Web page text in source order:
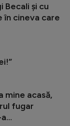
Becali și cu
în cineva care
mine acasă,
fugar